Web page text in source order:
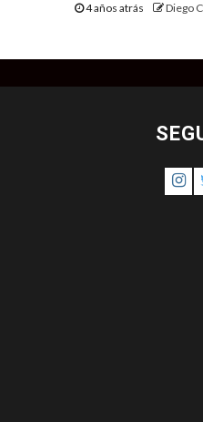
4 años atrás Diego